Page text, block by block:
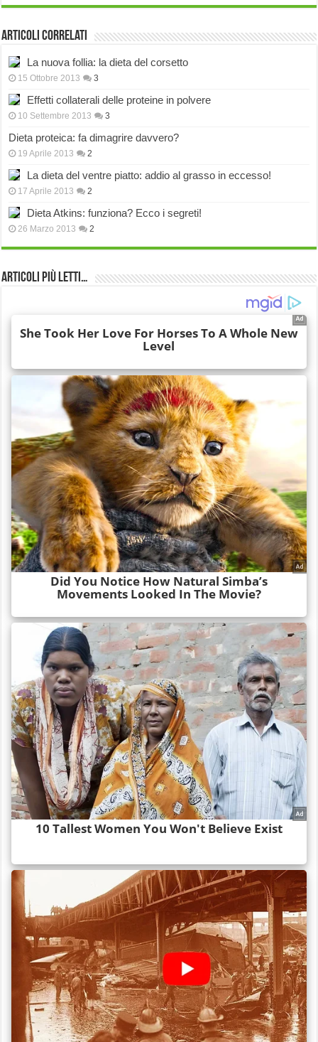
Articoli correlati
La nuova follia: la dieta del corsetto
15 Ottobre 2013 3
Effetti collaterali delle proteine in polvere
10 Settembre 2013 3
Dieta proteica: fa dimagrire davvero?
19 Aprile 2013 2
La dieta del ventre piatto: addio al grasso in eccesso!
17 Aprile 2013 2
Dieta Atkins: funziona? Ecco i segreti!
26 Marzo 2013 2
Articoli più Letti…